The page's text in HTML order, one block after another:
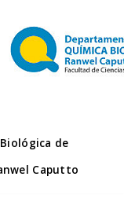
de
Caputto